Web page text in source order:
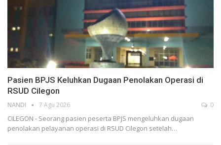
Pasien BPJS Keluhkan Dugaan Penolakan Operasi di
RSUD Cilegon
NANDI 7 Agu 2026 0
CILEGON - Seorang pasien peserta BPJS mengeluhkan dugaan
penolakan pelayanan operasi di RSUD Cilegon setelah…